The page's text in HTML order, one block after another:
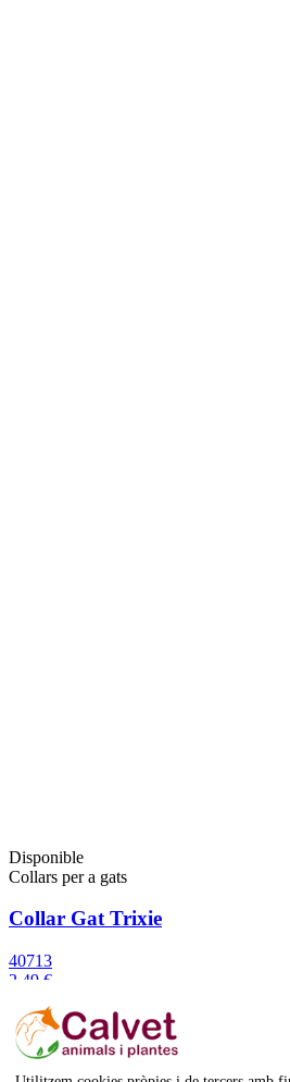
Disponible
Collars per a gats
Collar Gat Trixie
40713
2,49 €